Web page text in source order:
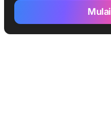
Mulai